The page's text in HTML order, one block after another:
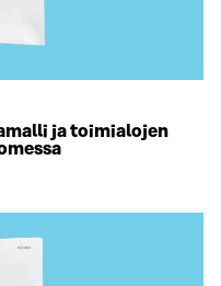
ja toimialojen